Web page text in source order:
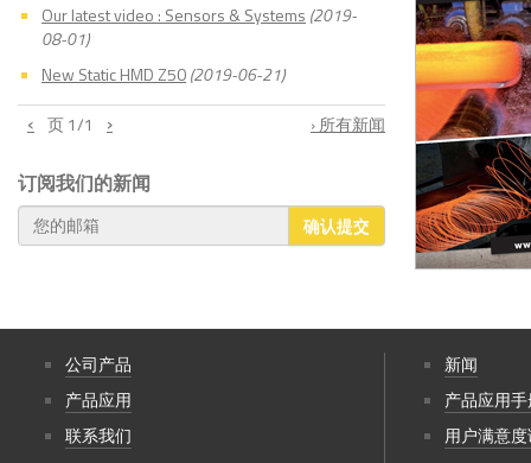
Our latest video : Sensors & Systems (2019-
08-01)
New Static HMD Z50(2019-06-21)
‹ 页1/1 › › 所有新闻
订阅我们的新闻
确认提交
公司产品
产品应用
联系我们
新闻
产品应用
用户满意